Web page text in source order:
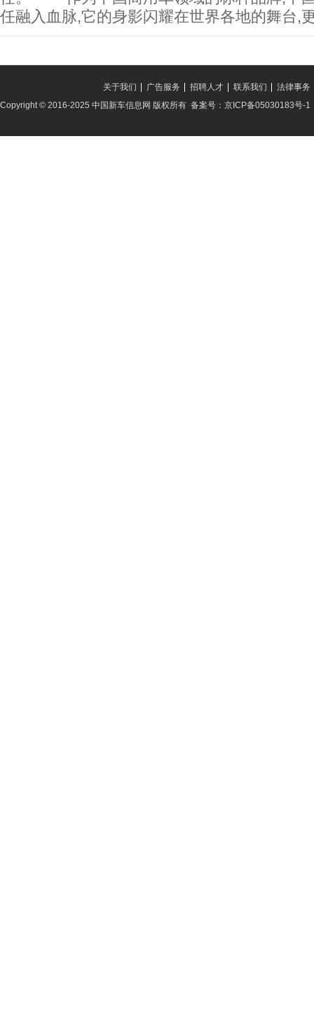
任融入血脉,它的身影闪耀在世界各地的舞台,
法律事务
联系我们
招聘人才
广告服务
关于我们
Copyright © 2016-2025 中国新车信息网 版权所有 备案号：京ICP备05030183号-1